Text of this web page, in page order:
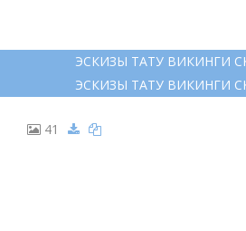
ЭСКИЗЫ ТАТУ ВИКИНГИ
ЭСКИЗЫ ТАТУ ВИКИНГИ
41